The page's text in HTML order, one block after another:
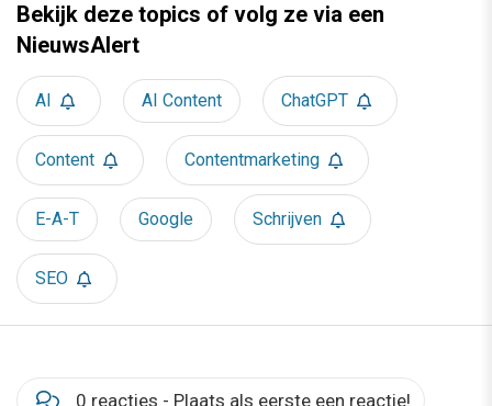
Bekijk deze topics of volg ze via een
NieuwsAlert
AI AI Content ChatGPT
Content Contentmarketing
E-A-T Google Schrijven
SEO
0 reacties - Plaats als eerste een reactie!